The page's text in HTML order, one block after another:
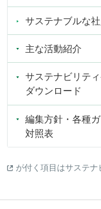
サステナブルな社
主な活動紹介
サステナビリテ
ダウンロード
編集方針・各種
対照表
が付く項目はサステ